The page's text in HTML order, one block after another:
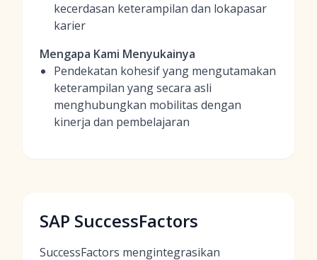
kecerdasan keterampilan dan lokapasar
karier
Mengapa Kami Menyukainya
Pendekatan kohesif yang mengutamakan
keterampilan yang secara asli
menghubungkan mobilitas dengan
kinerja dan pembelajaran
SAP SuccessFactors
SuccessFactors mengintegrasikan